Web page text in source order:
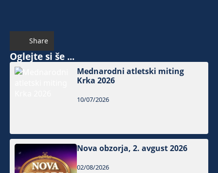
Share
Oglejte si še ...
Mednarodni atletski miting
Krka 2026
10/07/2026
Nova obzorja, 2. avgust 2026
02/08/2026